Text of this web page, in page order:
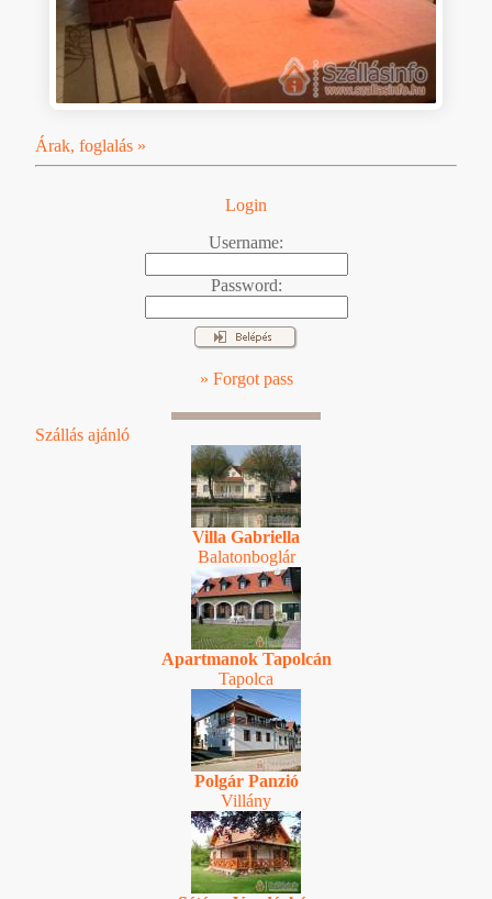
Árak, foglalás »
Login
Username:
Password:
» Forgot pass
Szállás ajánló
Villa Gabriella
Balatonboglár
Apartmanok Tapolcán
Tapolca
Polgár Panzió
Villány